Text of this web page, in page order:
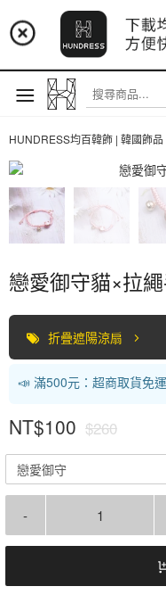
📢 市集預
📢 市集預告
📢 市集預告
註冊
HUNDRESS均百韓飾 | 韓國飾品
戀愛御守貓×拉
折疊遮陽涼扇
📣 滿500元：超商取貨免
NT$100 $260
戀愛御守
-